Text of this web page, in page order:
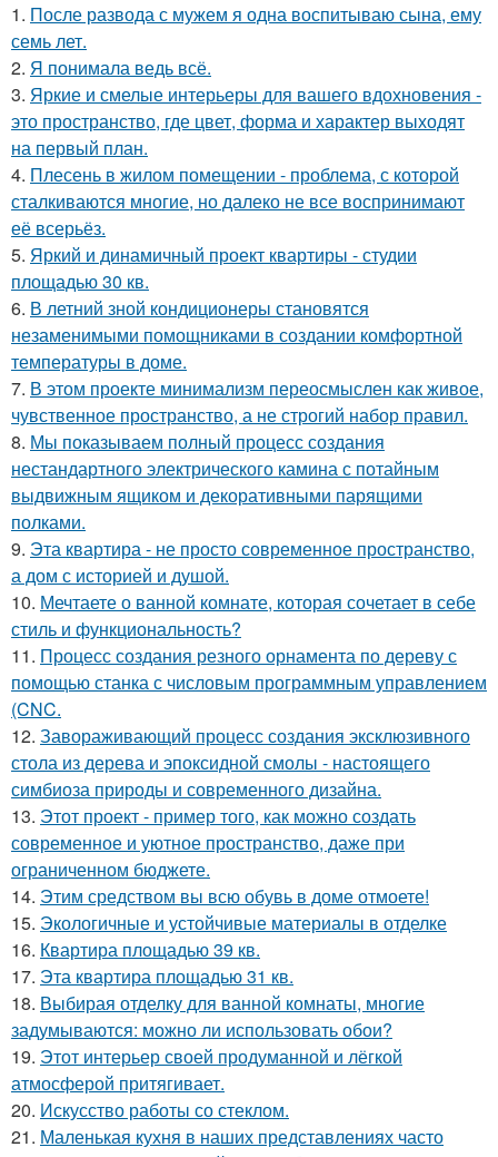
1. После развода с мужем я одна воспитываю сына, ему
семь лет.
2. Я понимала ведь всё.
3. Яркие и смелые интерьеры для вашего вдохновения -
это пространство, где цвет, форма и характер выходят
на первый план.
4. Плесень в жилом помещении - проблема, с которой
сталкиваются многие, но далеко не все воспринимают
её всерьёз.
5. Яркий и динамичный проект квартиры - студии
площадью 30 кв.
6. В летний зной кондиционеры становятся
незаменимыми помощниками в создании комфортной
температуры в доме.
7. В этом проекте минимализм переосмыслен как живое,
чувственное пространство, а не строгий набор правил.
8. Мы показываем полный процесс создания
нестандартного электрического камина с потайным
выдвижным ящиком и декоративными парящими
полками.
9. Эта квартира - не просто современное пространство,
а дом с историей и душой.
10. Мечтаете о ванной комнате, которая сочетает в себе
стиль и функциональность?
11. Процесс создания резного орнамента по дереву с
помощью станка с числовым программным управлением
(CNC.
12. Завораживающий процесс создания эксклюзивного
стола из дерева и эпоксидной смолы - настоящего
симбиоза природы и современного дизайна.
13. Этот проект - пример того, как можно создать
современное и уютное пространство, даже при
ограниченном бюджете.
14. Этим средством вы всю обувь в доме отмоете!
15. Экологичные и устойчивые материалы в отделке
16. Квартира площадью 39 кв.
17. Эта квартира площадью 31 кв.
18. Выбирая отделку для ванной комнаты, многие
задумываются: можно ли использовать обои?
19. Этот интерьер своей продуманной и лёгкой
атмосферой притягивает.
20. Искусство работы со стеклом.
21. Маленькая кухня в наших представлениях часто